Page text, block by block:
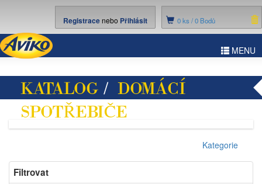
0ks /0 Bodů
Registracenebo Přihlásit
MENU
KATALOG / DOMÁCÍ
SPOTŘEBIČE
Kategorie
Filtrovat